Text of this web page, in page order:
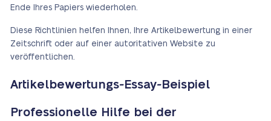
Ende Ihres Papiers wiederholen.
Diese Richtlinien helfen Ihnen, Ihre Artikelbewertung in einer
Zeitschrift oder auf einer autoritativen Website zu
veröffentlichen.
Artikelbewertungs-Essay-Beispiel
Professionelle Hilfe bei der